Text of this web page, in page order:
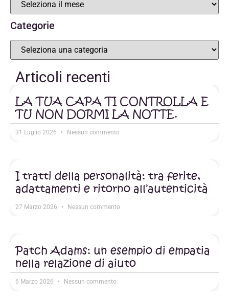
Categorie
Articoli recenti
LA TUA CAPA TI CONTROLLA E
TU NON DORMI LA NOTTE.
31 Luglio 2026 Nessun commento
I tratti della personalità: tra ferite,
adattamenti e ritorno all’autenticità
27 Marzo 2026 Nessun commento
Patch Adams: un esempio di empatia
nella relazione di aiuto
6 Marzo 2026 Nessun commento